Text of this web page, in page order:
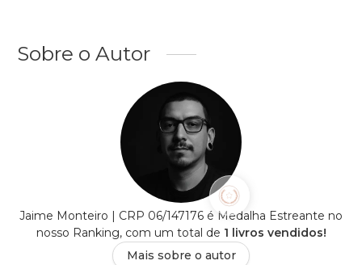
Sobre o Autor
Jaime Monteiro | CRP 06/147176 é Medalha Estreante no
nosso Ranking, com um total de 1 livros vendidos!
Mais sobre o autor